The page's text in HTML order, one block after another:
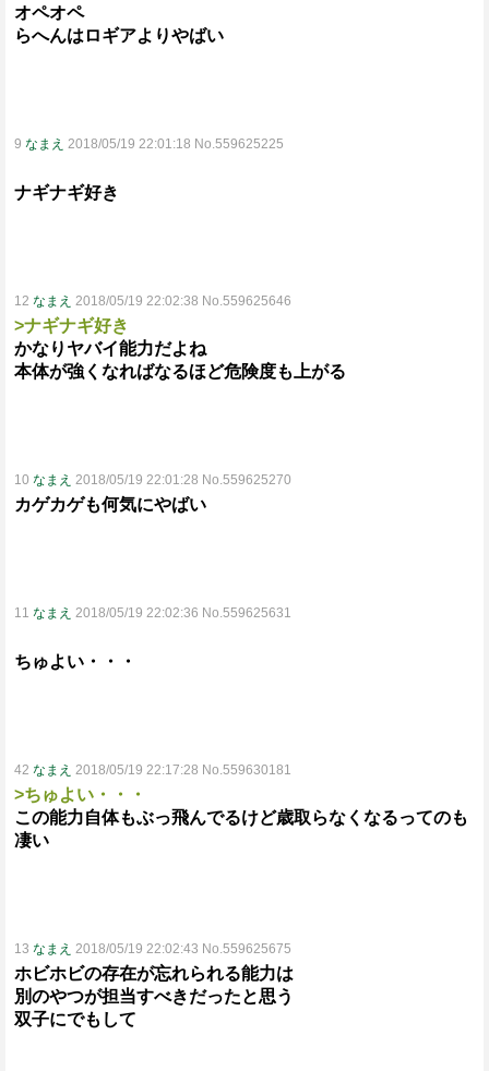
オペオペ
らへんはロギアよりやばい
9 なまえ 2018/05/19 22:01:18 No.559625225
ナギナギ好き
12 なまえ 2018/05/19 22:02:38 No.559625646
>ナギナギ好き
かなりヤバイ能力だよね
本体が強くなればなるほど危険度も上がる
10 なまえ 2018/05/19 22:01:28 No.559625270
カゲカゲも何気にやばい
11 なまえ 2018/05/19 22:02:36 No.559625631
ちゅよい・・・
42 なまえ 2018/05/19 22:17:28 No.559630181
>ちゅよい・・・
この能力自体もぶっ飛んでるけど歳取らなくなるってのも
凄い
13 なまえ 2018/05/19 22:02:43 No.559625675
ホビホビの存在が忘れられる能力は
別のやつが担当すべきだったと思う
双子にでもして